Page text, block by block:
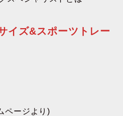
イズ&スポーツトレー
ページより)